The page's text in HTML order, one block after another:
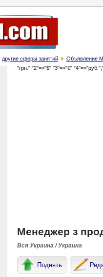
другие сферы занятий Объявление
Менеджер з
Вся Украина / Украина
Поднять